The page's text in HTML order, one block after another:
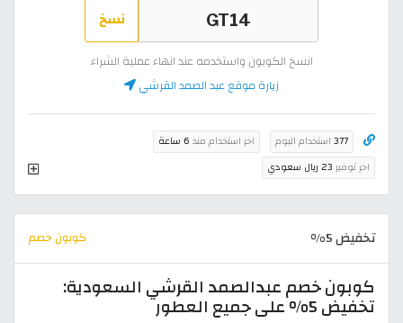
نسخ
انسخ الكوبون واستخدمه عند انهاء عملية الشراء
زيارة موقع عبد الصمد القرشي
377 استخدام اليوم اخر استخدام منذ 6 ساعة
اخر توفير 23 ريال سعودي
تخفيض 5% كوبون خصم
كوبون خصم عبدالصمد القرشي السعودية:
تخفيض 5% على جميع العطور